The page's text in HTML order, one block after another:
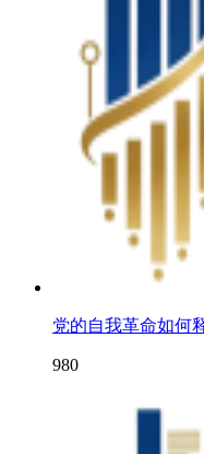
党的自我革命如何
980